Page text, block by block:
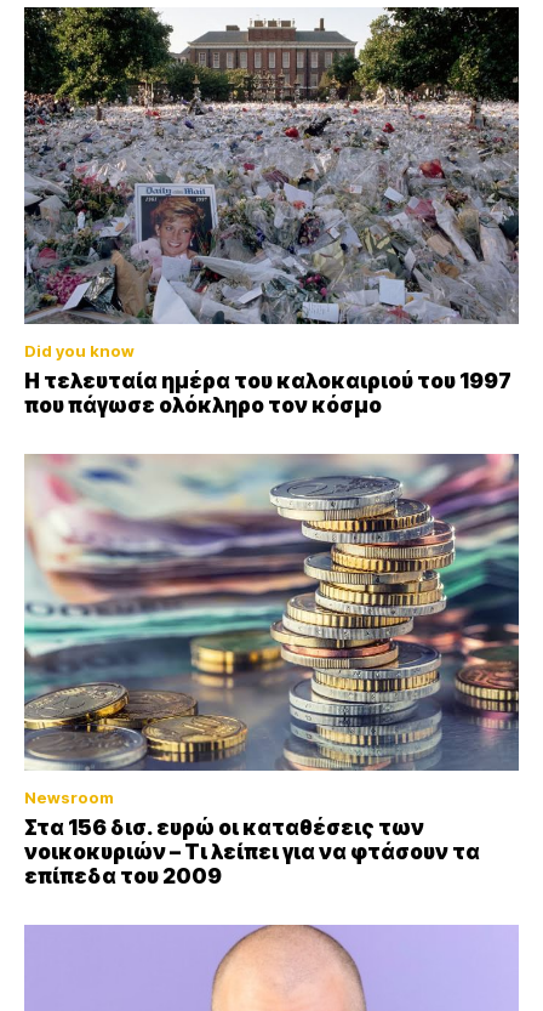
Did you know
Η τελευταία ημέρα του καλοκαιριού του 1997
που πάγωσε ολόκληρο τον κόσμο
Newsroom
Στα 156 δισ. ευρώ οι καταθέσεις των
νοικοκυριών – Τι λείπει για να φτάσουν τα
επίπεδα του 2009